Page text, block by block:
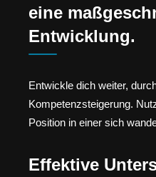
eine
Entwicklung.
Entwickle dich weiter,
Kompetenzsteigerung.
Position in einer sich
Effektive